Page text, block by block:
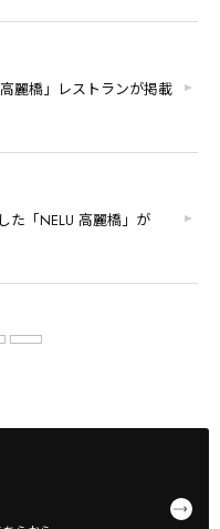
麗橋」レストランが掲載
た「NELU 高麗橋」が